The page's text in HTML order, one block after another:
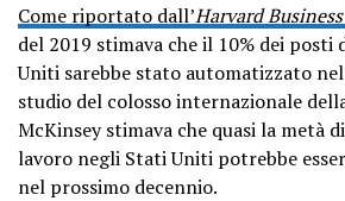
Come riportato dall’Harvard
del 2019 stimava che il 10% dei
Uniti sarebbe stato automatizzato
studio del colosso internazionale
McKinsey stimava che quasi la metà
lavoro negli Stati Uniti potrebbe
nel prossimo decennio.